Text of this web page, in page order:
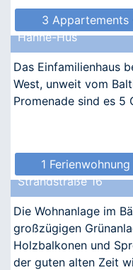
3 Appartements
Hanne-Hus
Das Einfamilienhaus
West, unweit vom
Promenade sind es 5
1
Strandstraße 16
Die Wohnanlage im
großzügigen
Holzbalkonen und
der guten alten Zeit